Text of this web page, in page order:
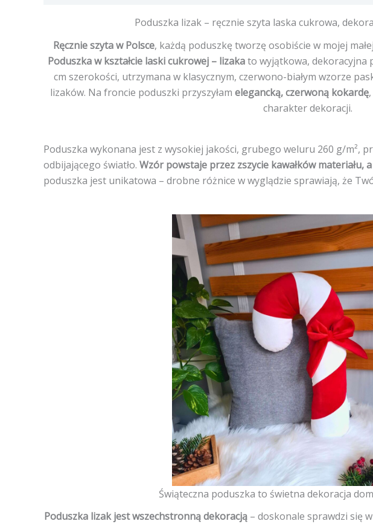
Poduszka lizak – ręcznie szyta laska cukrowa,
Ręcznie szyta w Polsce, każdą poduszkę tworzę osobiście w mojej
Poduszka w kształcie laski cukrowej – lizakato wyjątkowa, dekoracyjna
cm szerokości, utrzymana w klasycznym, czerwono-białym wzorze
lizaków. Na froncie poduszki przyszyłam elegancką, czerwoną kokardę
charakter dekoracji.
Poduszka wykonana jest z wysokiej jakości, grubego weluru 260 g/m²,
odbijającego światło. Wzór powstaje przez zszycie kawałków materiału,
poduszka jest unikatowa – drobne różnice w wyglądzie sprawiają, że
Świąteczna poduszka to świetna dekoracja
Poduszka lizak jest wszechstronną dekoracją – doskonale sprawdzi się